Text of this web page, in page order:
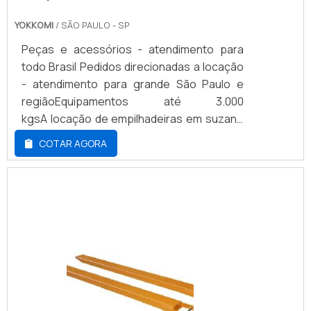
YOKKOMI / SÃO PAULO - SP
Peças e acessórios - atendimento para
todo Brasil Pedidos direcionadas a locação
- atendimento para grande São Paulo e
regiãoEquipamentos até 3.000
kgsA locação de empilhadeiras em suzano
e região deve ser adquirido em uma
empresa de alta qualidade, para que sua
eficiência possua um índice super elevado.
é de grande importância optar por
empresas confiáveis que garantam a
qualidade e garantia do equipamento.É
COTAR AGORA